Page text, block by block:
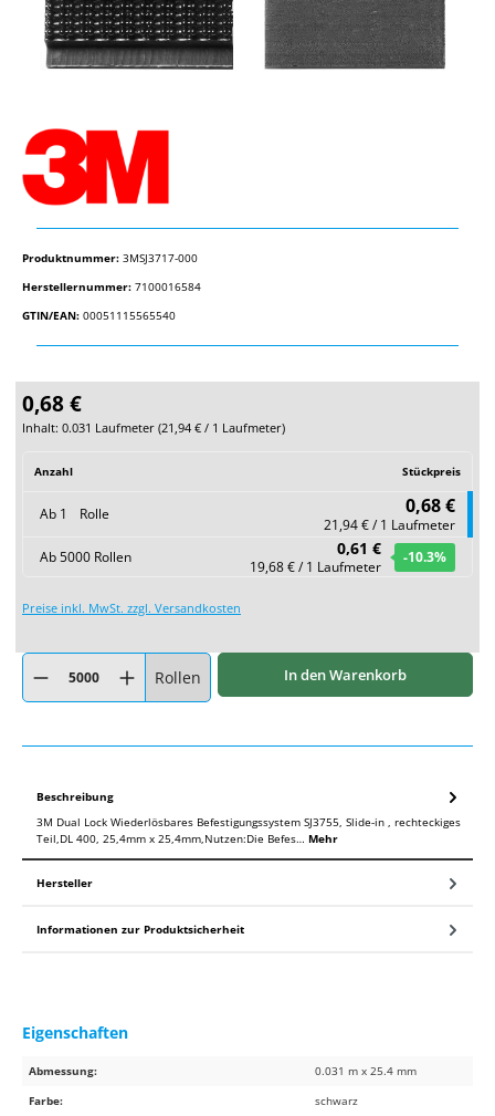
Produktnummer: 3MSJ3717-000
Herstellernummer: 7100016584
GTIN/EAN: 00051115565540
0,68 €
Inhalt: 0.031 Laufmeter (21,94 € / 1 Laufmeter)
Anzahl Stückpreis
Ab 1 Rolle 0,68 €
21,94 € / 1 Laufmeter
Ab5000 Rollen 0,61 €
19,68 € / 1 Laufmeter
-10.3%
Preise inkl. MwSt. zzgl. Versandkosten
Produkt Anzahl: Gib den gewünschten Wert ein oder benutze die Schaltflächen
Rollen In den Warenkorb
Beschreibung
3M Dual Lock Wiederlösbares Befestigungssystem SJ3755, Slide-in , rechteckiges
Teil,DL 400, 25,4mm x 25,4mm,Nutzen:Die Befes… Mehr
Hersteller
Informationen zur Produktsicherheit
Eigenschaften
Abmessung:
0.031 m x 25.4 mm
Farbe:
schwarz